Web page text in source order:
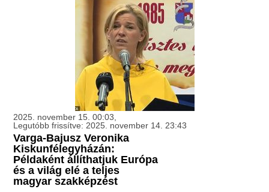
2025. november 15. 00:03,
Legutóbb frissítve: 2025. november 14. 23:43
Varga-Bajusz Veronika
Kiskunfélegyházán:
Példaként állíthatjuk Európa
és a világ elé a teljes
magyar szakképzést